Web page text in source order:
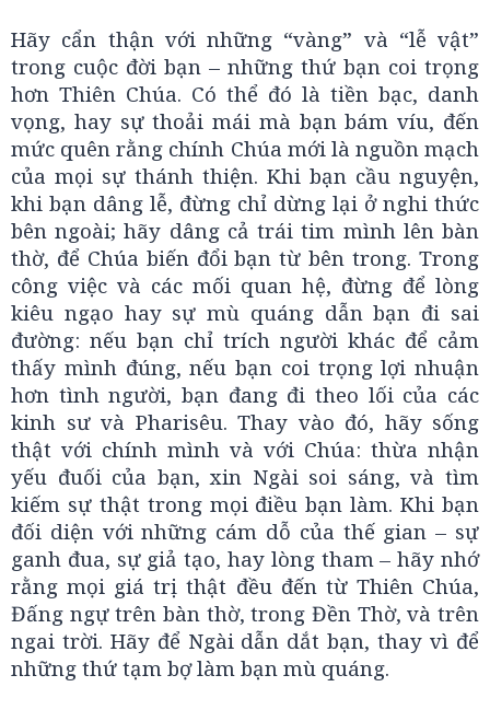
Hãy cẩn thận với những “vàng” và “lễ vật”
trong cuộc đời bạn – những thứ bạn coi trọng
hơn Thiên Chúa. Có thể đó là tiền bạc, danh
vọng, hay sự thoải mái mà bạn bám víu, đến
mức quên rằng chính Chúa mới là nguồn mạch
của mọi sự thánh thiện. Khi bạn cầu nguyện,
khi bạn dâng lễ, đừng chỉ dừng lại ở nghi thức
bên ngoài; hãy dâng cả trái tim mình lên bàn
thờ, để Chúa biến đổi bạn từ bên trong. Trong
công việc và các mối quan hệ, đừng để lòng
kiêu ngạo hay sự mù quáng dẫn bạn đi sai
đường: nếu bạn chỉ trích người khác để cảm
thấy mình đúng, nếu bạn coi trọng lợi nhuận
hơn tình người, bạn đang đi theo lối của các
kinh sư và Pharisêu. Thay vào đó, hãy sống
thật với chính mình và với Chúa: thừa nhận
yếu đuối của bạn, xin Ngài soi sáng, và tìm
kiếm sự thật trong mọi điều bạn làm. Khi bạn
đối diện với những cám dỗ của thế gian – sự
ganh đua, sự giả tạo, hay lòng tham – hãy nhớ
rằng mọi giá trị thật đều đến từ Thiên Chúa,
Đấng ngự trên bàn thờ, trong Đền Thờ, và trên
ngai trời. Hãy để Ngài dẫn dắt bạn, thay vì để
những thứ tạm bợ làm bạn mù quáng.